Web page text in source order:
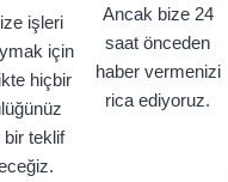
işleri
için
hiçbir
teklif
Ancak bize 24
saat önceden
haber vermenizi
rica ediyoruz.